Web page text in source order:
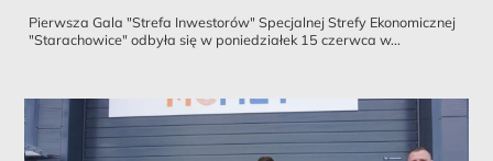
Pierwsza Gala "Strefa Inwestorów" Specjalnej Strefy Ekonomicznej
"Starachowice" odbyła się w poniedziałek 15 czerwca w...